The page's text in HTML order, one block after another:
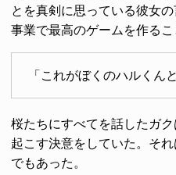
とを真剣に思っている彼女
事業で最高のゲームを作るこ
「これがぼくのハルくん
桜たちにすべてを話したガ
起こす決意をしていた。そ
でもあった。